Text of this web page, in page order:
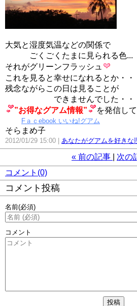
大気と湿度気温などの関係で
ごくごくたまに見られる色...
それがグリーンフラッシュ
これを見ると幸せになれるとか・・
残念ながらこの日は見ることが
できませんでした・・
”お得なグアム情報”
を発信し
Fａｃebook いいね!グアム
そらまめ子
2012/01/29 15:00 あなたがグアムを好きな
« 前の記事 次の
コメント(0)
コメント投稿
名前(必須)
コメント